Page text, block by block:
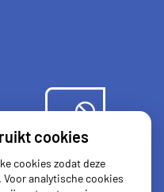
Anticonceptie
middelen
cookies
cookies zodat deze
analytische cookies